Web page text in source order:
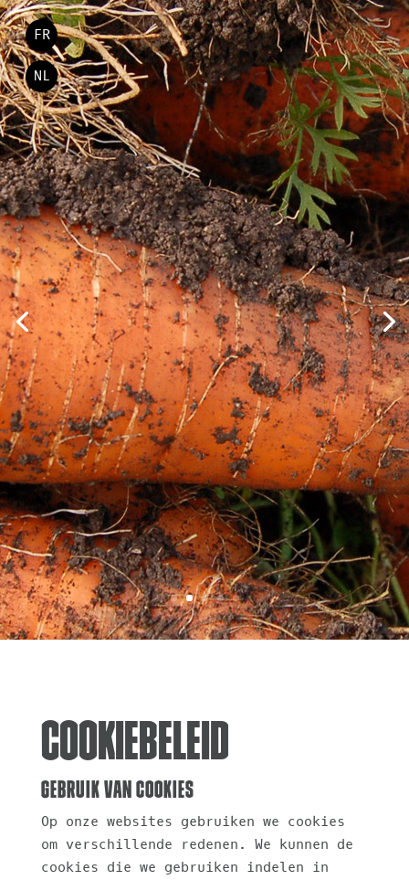
FR
NL
Cookiebeleid
Gebruik van cookies
Op onze websites gebruiken we cookies
om verschillende redenen. We kunnen de
cookies die we gebruiken indelen in